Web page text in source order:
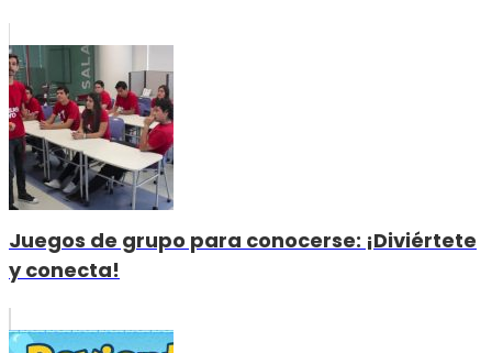
Juegos de grupo para conocerse: ¡Diviértete
y conecta!